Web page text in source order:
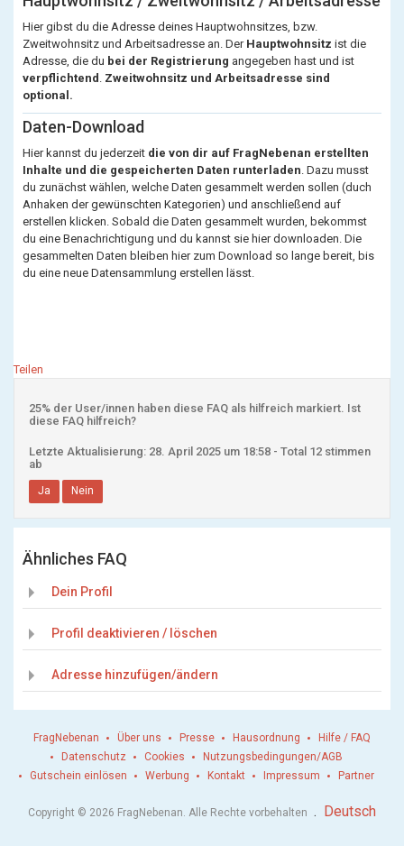
Hier gibst du die Adresse deines Hauptwohnsitzes, bzw.
Zweitwohnsitz und Arbeitsadresse an. Der Hauptwohnsitz ist die
Adresse, die du bei der Registrierung angegeben hast und ist
verpflichtend Zweitwohnsitz und Arbeitsadresse sind
optional.
Daten-Download
Hier kannst du jederzeit die von dir auf FragNebenan erstellten
Inhalte und die gespeicherten Daten runterladen . Dazu musst
du zunächst wählen, welche Daten gesammelt werden sollen (duch
Anhaken der gewünschten Kategorien) und anschließend auf
erstellen klicken. Sobald die Daten gesammelt wurden, bekommst
du eine Benachrichtigung und du kannst sie hier downloaden. Die
gesammelten Daten bleiben hier zum Download so lange bereit, bis
du eine neue Datensammlung erstellen lässt.
Teilen
25% der User/innen haben diese FAQ als hilfreich markiert. Ist
diese FAQ hilfreich?
Letzte Aktualisierung: 28. April 2025 um 18:58 - Total 12 stimmen
ab
Ja Nein
Ähnliches FAQ
Dein Profil
Profil deaktivieren / löschen
Adresse hinzufügen/ändern
FragNebenan Über uns Presse Hausordnung
Hilfe / FAQ
Datenschutz
Cookies
Nutzungsbedingungen/AGB
Gutschein einlösen
Werbung Kontakt Impressum Partner
Copyright © 2026 FragNebenan. Alle Rechte vorbehalten . Deutsch